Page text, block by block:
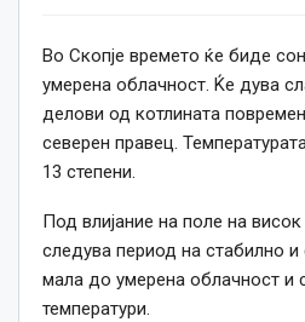
Во Скопје времето ќе биде
умерена облачност. Ќе дува
делови од котлината
северен правец.
13 степени.
Под влијание на поле на
следува период на стабилно
мала до умерена облачност и
температури.